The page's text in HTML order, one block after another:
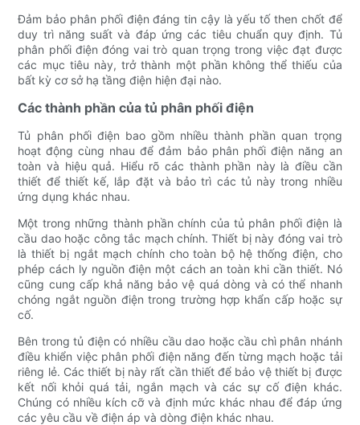
Đảm bảo phân phối điện đáng tin cậy là yếu tố then chốt để
duy trì năng suất và đáp ứng các tiêu chuẩn quy định. Tủ
phân phối điện đóng vai trò quan trọng trong việc đạt được
các mục tiêu này, trở thành một phần không thể thiếu của
bất kỳ cơ sở hạ tầng điện hiện đại nào.
Các thành phần của tủ phân phối điện
Tủ phân phối điện bao gồm nhiều thành phần quan trọng
hoạt động cùng nhau để đảm bảo phân phối điện năng an
toàn và hiệu quả. Hiểu rõ các thành phần này là điều cần
thiết để thiết kế, lắp đặt và bảo trì các tủ này trong nhiều
ứng dụng khác nhau.
Một trong những thành phần chính của tủ phân phối điện là
cầu dao hoặc công tắc mạch chính. Thiết bị này đóng vai trò
là thiết bị ngắt mạch chính cho toàn bộ hệ thống điện, cho
phép cách ly nguồn điện một cách an toàn khi cần thiết. Nó
cũng cung cấp khả năng bảo vệ quá dòng và có thể nhanh
chóng ngắt nguồn điện trong trường hợp khẩn cấp hoặc sự
cố.
Bên trong tủ điện có nhiều cầu dao hoặc cầu chì phân nhánh
điều khiển việc phân phối điện năng đến từng mạch hoặc tải
riêng lẻ. Các thiết bị này rất cần thiết để bảo vệ thiết bị được
kết nối khỏi quá tải, ngắn mạch và các sự cố điện khác.
Chúng có nhiều kích cỡ và định mức khác nhau để đáp ứng
các yêu cầu về điện áp và dòng điện khác nhau.